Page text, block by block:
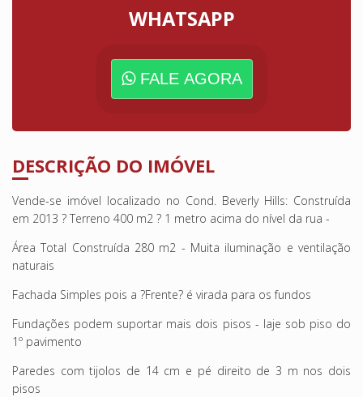
WHATSAPP
FALE AGORA
DESCRIÇÃO DO IMÓVEL
Vende-se imóvel localizado no Cond. Beverly Hills: Construída
em 2013 ? Terreno 400 m2 ? 1 metro acima do nível da rua -
Área Total Construída 280 m2 - Muita iluminação e ventilação
naturais
Fachada Simples pois a ?Frente? é virada para os fundos
Fundações podem suportar mais dois pisos - laje sob piso do
1º pavimento
Paredes com tijolos de 14 cm e pé direito de 3 m nos dois
pisos